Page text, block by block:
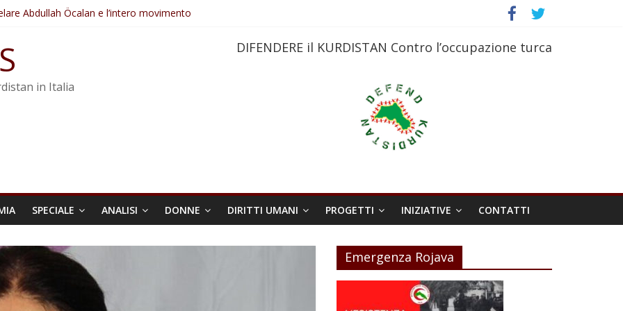
Abdullah Öcalan e l’intero movimento
ostacolerebbe l’attuazione della legge
di guerra dell’Iran
trasformata in legge positiva
in Italia
DIFENDERE il KURDISTAN Contro l’occupazione turca
SPECIALE ANALISI DONNE DIRITTI UMANI PROGETTI INIZIATIVE CONTATTI
Emergenza Rojava